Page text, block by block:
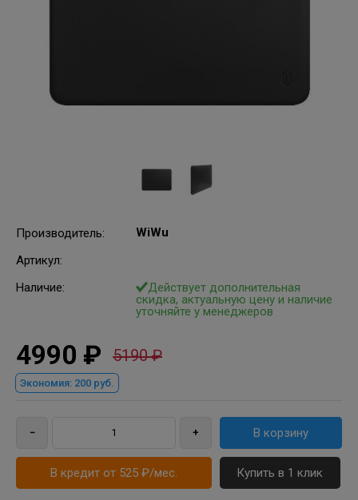
Производитель:
WiWu
Артикул:
Наличие:
Действует дополнительная
скидка, актуальную цену и наличие
уточняйте у менеджеров
4990 ₽ 5190 ₽
Экономия: 200 руб.
В кредит от 525 ₽/мес. Купить в 1 клик